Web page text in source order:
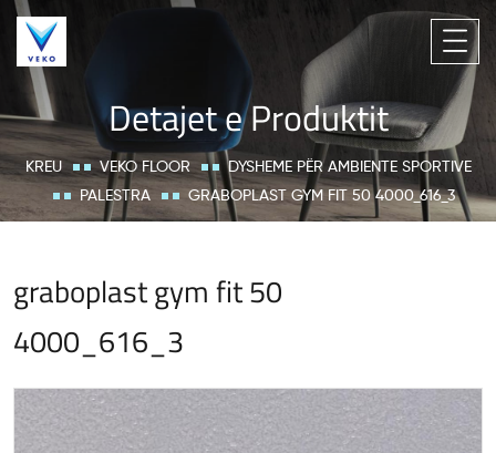
Detajet e Produktit
KREU VEKO FLOOR
DYSHEME PËR AMBIENTE SPORTIVE
PALESTRA
GRABOPLAST GYM FIT 50 4000_616_3
graboplast gym fit 50
4000_616_3